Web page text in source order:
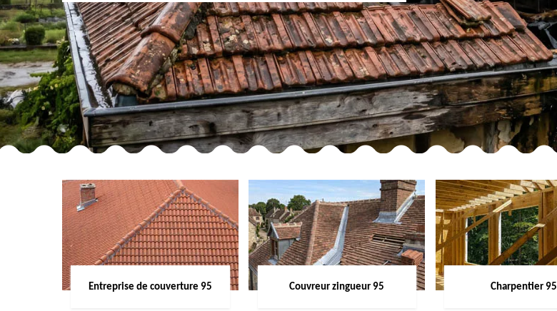
Entreprise de couverture 95 Couvreur zingueur 95 Charpentier 95